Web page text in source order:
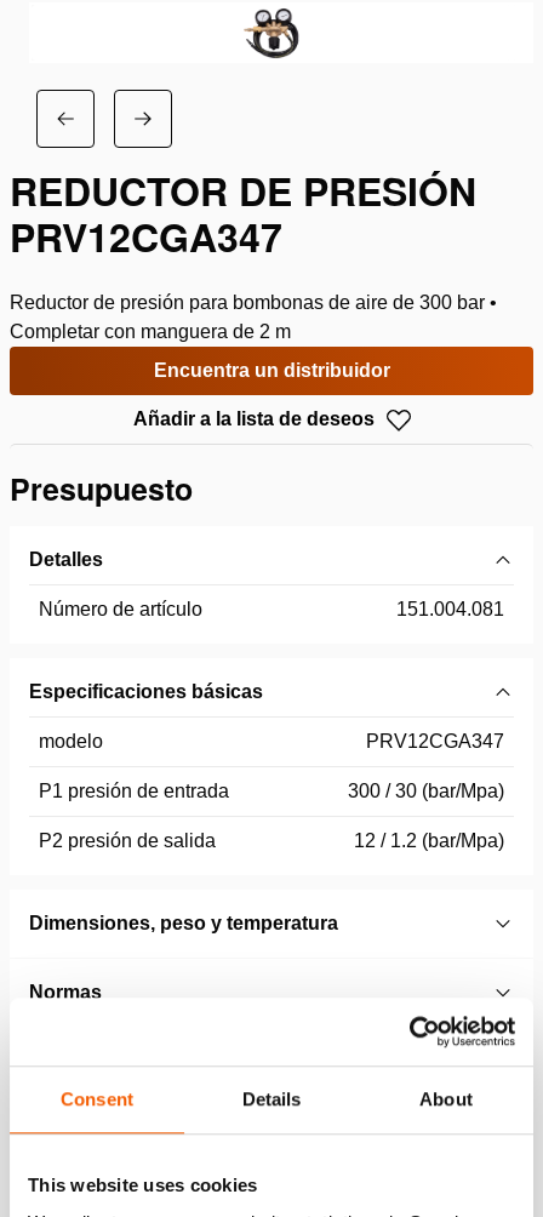
Consent Details About
This website uses cookies
REDUCTOR DE PRESIÓN
PRV12CGA347
Reductor de presión para bombonas de aire de 300 bar •
Completar con manguera de 2 m
Encuentra un distribuidor
Añadir a la lista de deseos
Presupuesto
Detalles
Número de artículo 151.004.081
Especificaciones básicas
modelo PRV12CGA347
P1 presión de entrada 300 / 30 (bar/Mpa)
P2 presión de salida 12 / 1.2 (bar/Mpa)
Dimensiones, peso y temperatura
Normas
Technical Drawing PRV 12
JPG206.7 KB